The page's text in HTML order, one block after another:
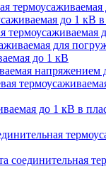
до 1 кВ
термоусаживаемая
для
до 1 кВ
напряжением
до 1 кВ в
соединительная